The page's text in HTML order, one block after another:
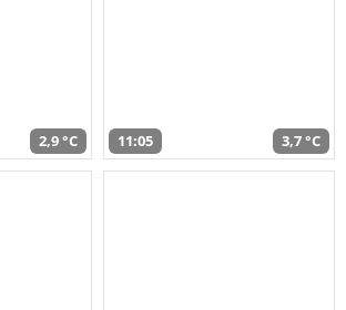
2,9 °C 11:05 3,7 °C